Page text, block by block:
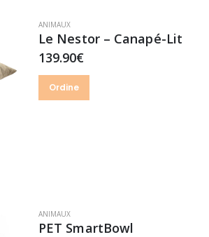
ANIMAUX
Le Nestor – Canapé-Lit
139.90€
Ordine
ANIMAUX
PET SmartBowl